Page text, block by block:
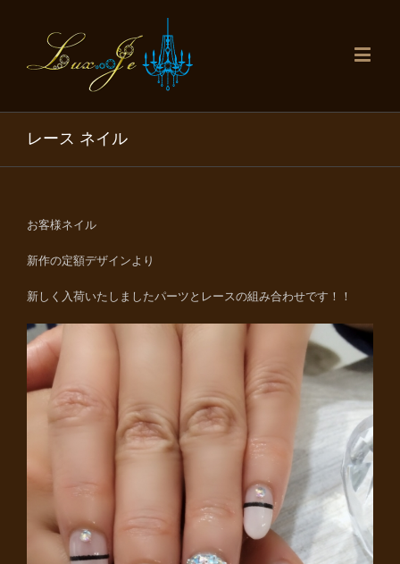
レース ネイル
お客様ネイル
新作の定額デザインより
新しく入荷いたしましたパーツとレースの組み合わせです！！